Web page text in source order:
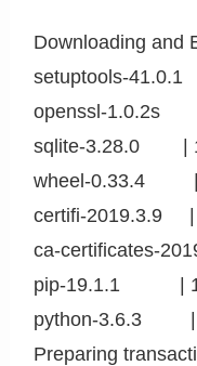
Downloading and
setuptools-41.0.1
openssl-1.0.2s
sqlite-3.28.0        |
wheel-0.33.4
certifi-2019.3.9
ca-certificates-
pip-19.1.1           |
python-3.6.3
Preparing